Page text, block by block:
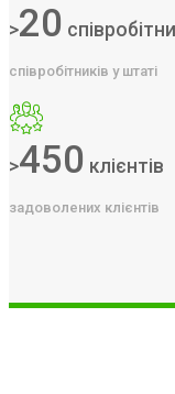
>20
співробітників у штаті
>450 клієнтів
задоволених клієнтів